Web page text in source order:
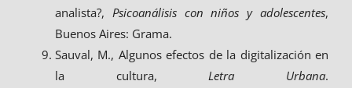
analista?, Psicoanálisis con niños y adolescentes,
Buenos Aires: Grama.
Sauval, M., Algunos efectos de la digitalización en
la cultura,Letra Urbana.